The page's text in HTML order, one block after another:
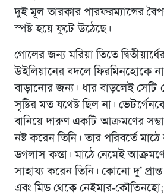
দুই মূল তারকার পারফরম্যান্সের
স্পষ্ট হয়ে ফুটে উঠেছে।
গোলের জন্য মরিয়া তিতে
উইলিয়ানের বদলে ফিরমিনহোকে
বাড়ানোর জন্য। ধার বাড়লেই সেটি
সৃষ্টির মত যথেষ্ট ছিল না।
বানিয়ে দারুণ একটি আক্রমণের
নষ্ট করেন তিনি। তার পরিবর্তে
ডগলাস কস্তা। মাঠে নেমেই
সাহায্য করেন তিনি। কোনো দু’
এবং মিড থেকে নেইমার-কৌতিনহো;